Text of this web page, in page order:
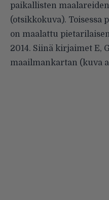
paikallisten
(otsikkokuva). Toisessa
on maalattu
2014. Siinä kirjaimet E,
maailmankartan (kuva